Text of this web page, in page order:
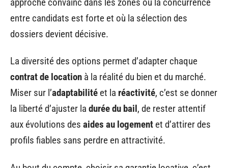
entre candidats est forte et où la sélection des
dossiers devient décisive.
La diversité des options permet d’adapter chaque
contrat de location à la réalité du bien et du marché.
Miser sur l’adaptabilité et la réactivité, c’est se donner
la liberté d’ajuster la durée du bail, de rester attentif
aux évolutions des aides au logement et d’attirer des
profils fiables sans perdre en attractivité.